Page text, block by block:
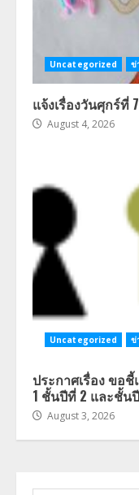
Uncategorized ข่
แจ้งเรื่องวันศุกร์ที่
August 4, 2026
Uncategorized ข่
ประกาศเรื่อง ขอ
1 ชั้นปีที่ 2 และชั้น
August 3, 2026